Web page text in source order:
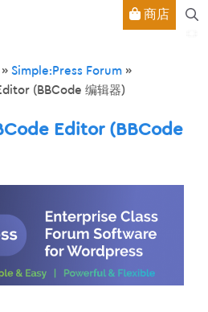
商店
» Simple:Press Forum »
(BBCode 编辑器)
Editor (BBCode